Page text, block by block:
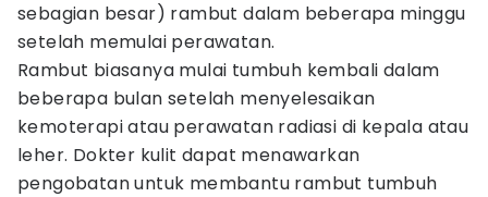
sebagian besar) rambut dalam beberapa minggu
setelah memulai perawatan.
Rambut biasanya mulai tumbuh kembali dalam
beberapa bulan setelah menyelesaikan
kemoterapi atau perawatan radiasi di kepala atau
leher. Dokter kulit dapat menawarkan
pengobatan untuk membantu rambut tumbuh